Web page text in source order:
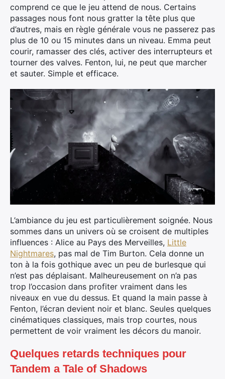
comprend ce que le jeu attend de nous. Certains
passages nous font nous gratter la tête plus que
d’autres, mais en règle générale vous ne passerez pas
plus de 10 ou 15 minutes dans un niveau. Emma peut
courir, ramasser des clés, activer des interrupteurs et
tourner des valves. Fenton, lui, ne peut que marcher
et sauter. Simple et efficace.
L’ambiance du jeu est particulièrement soignée. Nous
sommes dans un univers où se croisent de multiples
influences : Alice au Pays des Merveilles, Little
Nightmares, pas mal de Tim Burton. Cela donne un
ton à la fois gothique avec un peu de burlesque qui
n’est pas déplaisant. Malheureusement on n’a pas
trop l’occasion dans profiter vraiment dans les
niveaux en vue du dessus. Et quand la main passe à
Fenton, l’écran devient noir et blanc. Seules quelques
cinématiques classiques, mais trop courtes, nous
permettent de voir vraiment les décors du manoir.
Quelques retards techniques pour
Tandem a Tale of Shadows
Rechercher